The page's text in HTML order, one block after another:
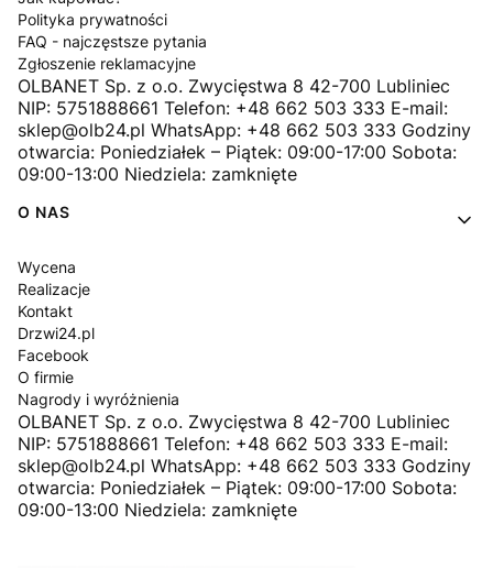
Polityka prywatności
FAQ - najczęstsze pytania
Zgłoszenie reklamacyjne
OLBANET Sp. z o.o. Zwycięstwa 8 42-700 Lubliniec
NIP: 5751888661 Telefon: +48 662 503 333 E-mail:
sklep@olb24.pl WhatsApp: +48 662 503 333 Godziny
otwarcia: Poniedziałek – Piątek: 09:00-17:00 Sobota:
09:00-13:00 Niedziela: zamknięte
O NAS
Wycena
Realizacje
Kontakt
Drzwi24.pl
Facebook
O firmie
Nagrody i wyróżnienia
OLBANET Sp. z o.o. Zwycięstwa 8 42-700 Lubliniec
NIP: 5751888661 Telefon: +48 662 503 333 E-mail:
sklep@olb24.pl WhatsApp: +48 662 503 333 Godziny
otwarcia: Poniedziałek – Piątek: 09:00-17:00 Sobota:
09:00-13:00 Niedziela: zamknięte